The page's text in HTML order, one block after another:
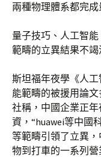
兩種物理體系都完
量子技巧、人工智
範疇的立異結果不
斯坦福年夜學《人
能範疇的被援用論
社稱，中國企業正
資，“huawei等中國
等範疇引領了立異
物到打車的一系列營